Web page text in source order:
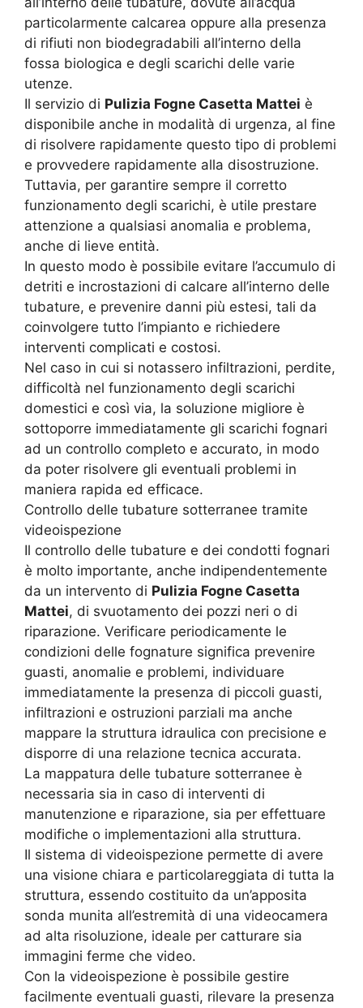
particolarmente calcarea oppure alla presenza
di rifiuti non biodegradabili all’interno della
fossa biologica e degli scarichi delle varie
utenze.
Il servizio di Pulizia Fogne Casetta Mattei è
disponibile anche in modalità di urgenza, al fine
di risolvere rapidamente questo tipo di problemi
e provvedere rapidamente alla disostruzione.
Tuttavia, per garantire sempre il corretto
funzionamento degli scarichi, è utile prestare
attenzione a qualsiasi anomalia e problema,
anche di lieve entità.
In questo modo è possibile evitare l’accumulo di
detriti e incrostazioni di calcare all’interno delle
tubature, e prevenire danni più estesi, tali da
coinvolgere tutto l’impianto e richiedere
interventi complicati e costosi.
Nel caso in cui si notassero infiltrazioni, perdite,
difficoltà nel funzionamento degli scarichi
domestici e così via, la soluzione migliore è
sottoporre immediatamente gli scarichi fognari
ad un controllo completo e accurato, in modo
da poter risolvere gli eventuali problemi in
maniera rapida ed efficace.
Controllo delle tubature sotterranee tramite
videoispezione
Il controllo delle tubature e dei condotti fognari
è molto importante, anche indipendentemente
da un intervento di Pulizia Fogne Casetta
Mattei, di svuotamento dei pozzi neri o di
riparazione. Verificare periodicamente le
condizioni delle fognature significa prevenire
guasti, anomalie e problemi, individuare
immediatamente la presenza di piccoli guasti,
infiltrazioni e ostruzioni parziali ma anche
mappare la struttura idraulica con precisione e
disporre di una relazione tecnica accurata.
La mappatura delle tubature sotterranee è
necessaria sia in caso di interventi di
manutenzione e riparazione, sia per effettuare
modifiche o implementazioni alla struttura.
Il sistema di videoispezione permette di avere
una visione chiara e particolareggiata di tutta la
struttura, essendo costituito da un’apposita
sonda munita all’estremità di una videocamera
ad alta risoluzione, ideale per catturare sia
immagini ferme che video.
Con la videoispezione è possibile gestire
facilmente eventuali guasti, rilevare la presenza